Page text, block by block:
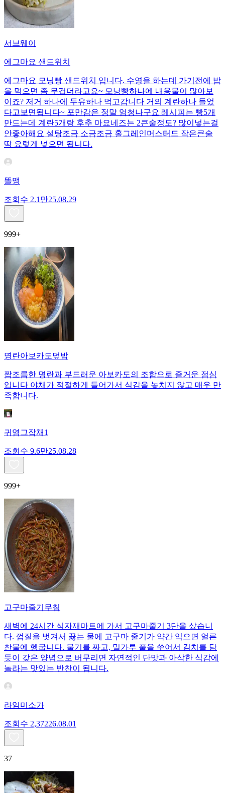
서브웨이
에그마요 샌드위치
에그마요 모닝빵 샌드위치 입니다. 수영을 하는데 가기전에 밥
을 먹으면 좀 무겁더라고요~ 모닝빵하나에 내용물이 많아보
이죠? 저거 하나에 두유하나 먹고갑니다 거의 계란하나 들었
다고보면됩니다~ 포만감은 정말 엄청나구요 레시피는 빵5개
만드는데 계란5개랑 후추 마요네즈는 2큰술정도? 많이넣는걸
안좋아해요 설탕조금 소금조금 홀그레인머스터드 작은큰술
딱 요렇게 넣으면 됩니다.
똘맹
조회수 2.1만25.08.29
999+
명란아보카도덮밥
짭조름한 명란과 부드러운 아보카도의 조합으로 즐거운 점심
입니다 야채가 적절하게 들어가서 식감을 놓치지 않고 매우 만
족합니다.
귀염그잡채1
조회수 9.6만25.08.28
999+
고구마줄기무침
새벽에 24시간 식자재마트에 가서 고구마줄기 3단을 샀습니
다. 껍질을 벗겨서 끓는 물에 고구마 줄기가 약간 익으면 얼른
찬물에 헹굽니다. 물기를 짜고, 밀가루 풀을 쑤어서 김치를 담
듯이 갖은 양념으로 버무리면 자연적인 단맛과 아삭한 식감에
놀라는 맛있는 반찬이 됩니다.
라임미소가
조회수 2,37226.08.01
37